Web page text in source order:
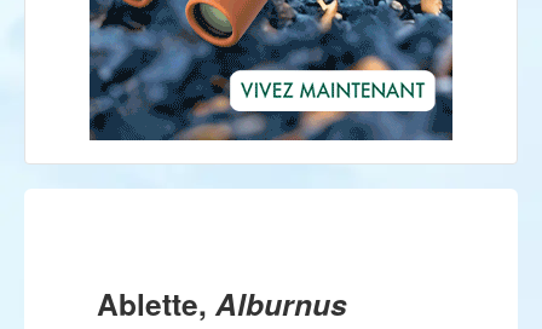
Ablette, Alburnus